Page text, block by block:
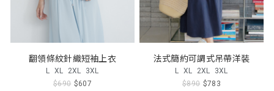
翻領條紋針織短袖上衣
L XL 2XL 3XL
$690 $607
法式簡約可調式吊帶洋裝
L XL 2XL 3XL
$890 $783